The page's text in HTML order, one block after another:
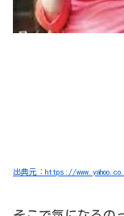
出典元：https://